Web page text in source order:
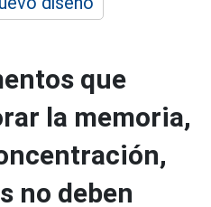
que
la memoria,
no deben